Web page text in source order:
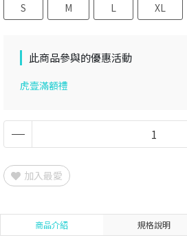
S
M L XL
此商品參與的優惠活動
虎壹滿額禮
加入最愛
商品介紹 規格說明